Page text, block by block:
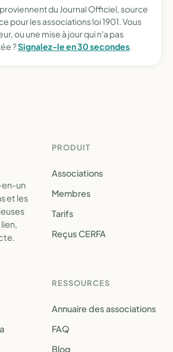
du Journal Officiel, source
pour les associations loi 1901. Vous
ou une mise à jour qui n'a pas
?Signalez-le en 30 secondes.
un
et les
PRODUIT
Associations
Membres
Tarifs
Reçus CERFA
RESSOURCES
Annuaire des associations
FAQ
Blog